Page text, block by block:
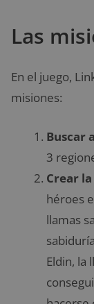
Las
En el juego,
misiones:
Buscar
3
Crear
héroes
llamas
Eldin, la